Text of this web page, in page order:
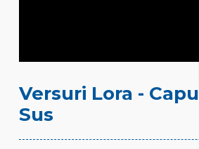
Versuri Lora - Capu
Sus